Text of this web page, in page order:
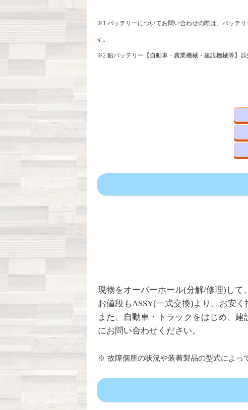
※1 バッテリーについてお問い合わせの際は、バッテリ
す。
※2 鉛バッテリー【自動車・農業機械・建設機械等】以
現物をオーバーホール(分解/修理)して
お値段もASSY(一式交換)より、お安
また、自動車・トラックをはじめ、
にお問い合わせください。
※ 故障個所の状況や装着製品の型式によっ